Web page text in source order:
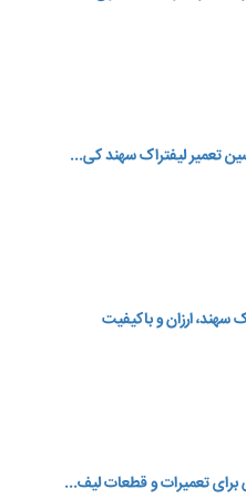
تعمیر لیفتراک سهند کی...
سهند، ارزان و باکیفیت
تعمیرات و قطعات لیف...